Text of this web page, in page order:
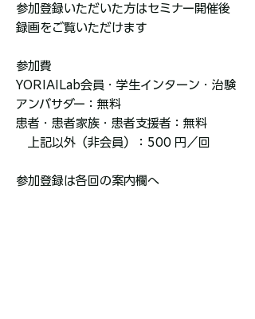
参加登録いただいた方はセミナー開催後
録画をご覧いただけます
​参加費
YORIAILab会員・学生インターン・治験
アンバサダー ：無料
患者・患者家族・患者支援者：無料
上記以外（非会員）：500 円／回
参加登録は各回の案内欄へ​​